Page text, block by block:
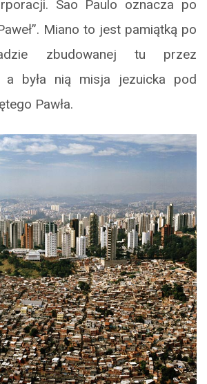
Sao Paulo oznacza po
Miano to jest pamiątką po
zbudowanej tu przez
a była nią misja jezuicka pod
Pawła.